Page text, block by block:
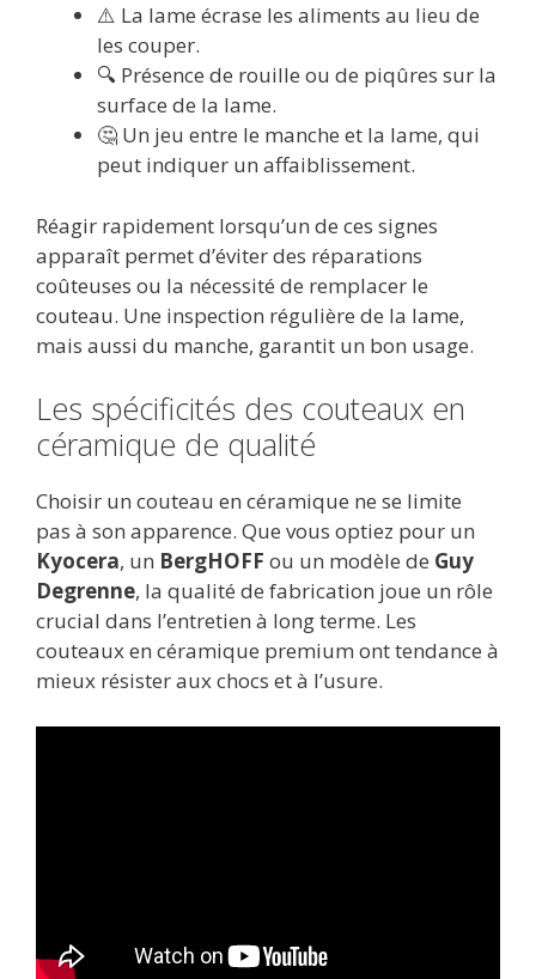
⚠️ La lame écrase les aliments au lieu de
les couper.
🔍 Présence de rouille ou de piqûres sur la
surface de la lame.
🤔 Un jeu entre le manche et la lame, qui
peut indiquer un affaiblissement.
Réagir rapidement lorsqu’un de ces signes
apparaît permet d’éviter des réparations
coûteuses ou la nécessité de remplacer le
couteau. Une inspection régulière de la lame,
mais aussi du manche, garantit un bon usage.
Les spécificités des couteaux en
céramique de qualité
Choisir un couteau en céramique ne se limite
pas à son apparence. Que vous optiez pour un
Kyocera, un BergHOFF ou un modèle de Guy
Degrenne, la qualité de fabrication joue un rôle
crucial dans l’entretien à long terme. Les
couteaux en céramique premium ont tendance à
mieux résister aux chocs et à l’usure.